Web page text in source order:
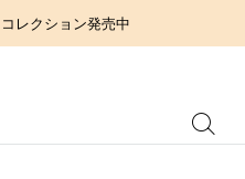
レクション発売中